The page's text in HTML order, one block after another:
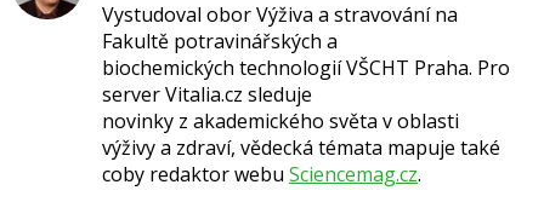
Vystudoval obor Výživa a stravování na
Fakultě potravinářských a
biochemických technologií VŠCHT Praha. Pro
server Vitalia.cz sleduje
novinky z akademického světa v oblasti
výživy a zdraví, vědecká témata mapuje také
coby redaktor webu Sciencemag.cz.